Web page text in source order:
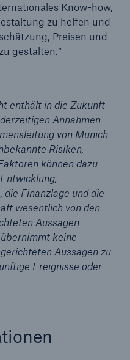
Know-how,
zu helfen und
Preisen und
gestalten.“
enthält in die Zukunft
Annahmen
von Munich
Risiken,
können dazu
die Finanzlage und die
wesentlich von den
Aussagen
keine
Aussagen zu
Ereignisse oder
bis zur
der BU-